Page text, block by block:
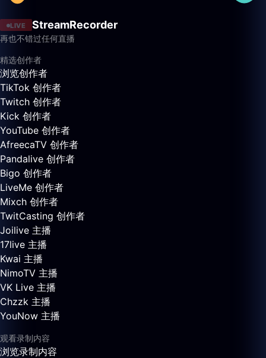
LIVE StreamRecorder
再也不错过任何直播
精选创作者
浏览创作者
TikTok 创作者
Twitch 创作者
Kick 创作者
YouTube 创作者
AfreecaTV 创作者
Pandalive 创作者
Bigo 创作者
LiveMe 创作者
Mixch 创作者
TwitCasting 创作者
Joilive 主播
17live 主播
Kwai 主播
NimoTV 主播
VK Live 主播
Chzzk 主播
YouNow 主播
观看录制内容
浏览录制内容